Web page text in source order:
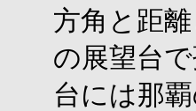
方角と距
の展望台
台には那